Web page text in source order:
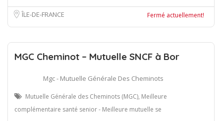
ÎLE-DE-FRANCE Fermé actuellement!
MGC Cheminot – Mutuelle SNCF à Bor
Mgc - Mutuelle Générale Des Cheminots
Mutuelle Générale des Cheminots (MGC), Meilleure
complémentaire santé senior - Meilleure mutuelle se